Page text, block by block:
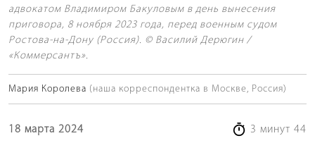
адвокатом Владимиром Бакуловым в день вынесения
приговора, 8 ноября 2023 года, перед военным судом
Ростова-на-Дону (Россия). © Василий Дерюгин /
«Коммерсантъ».
Мария Королева (наша корреспондентка в Москве, Россия)
18 марта 2024 3 минут 44